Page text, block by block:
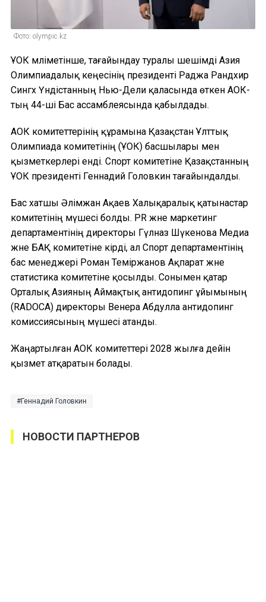
Фото: olympic.kz
ҰОК мәліметінше, тағайындау туралы шешімді Азия
Олимпиадалық кеңесінің президенті Раджа Рандхир
Сингх Үндістанның Нью-Дели қаласында өткен АОК-
тың 44-ші Бас ассамблеясында қабылдады.
АОК комитеттерінің құрамына Қазақстан Ұлттық
Олимпиада комитетінің (ҰОК) басшылары мен
қызметкерлері енді. Спорт комитетіне Қазақстанның
ҰОК президенті Геннадий Головкин тағайындалды.
Бас хатшы Әлімжан Ақаев Халықаралық қатынастар
комитетінің мүшесі болды. PR және маркетинг
департаментінің директоры Гүлназ Шүкенова Медиа
және БАҚ комитетіне кірді, ал Спорт департаментінің
бас менеджері Роман Теміржанов Ақпарат және
статистика комитетіне қосылды. Сонымен қатар
Орталық Азияның Аймақтық антидопинг ұйымының
(RADOCA) директоры Венера Абдулла антидопинг
комиссиясының мүшесі атанды.
Жаңартылған АОК комитеттері 2028 жылға дейін
қызмет атқаратын болады.
Геннадий Головкин
НОВОСТИ ПАРТНЕРОВ